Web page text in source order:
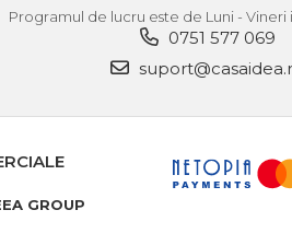
Programul de lucru este de Luni - Vineri
0751 577 069
GROUP